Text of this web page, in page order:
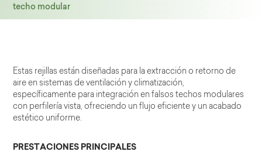
techo modular
Estas rejillas están diseñadas para la extracción o retorno de
aire en sistemas de ventilación y climatización,
específicamente para integración en falsos techos modulares
con perfilería vista, ofreciendo un flujo eficiente y un acabado
estético uniforme.
PRESTACIONES PRINCIPALES